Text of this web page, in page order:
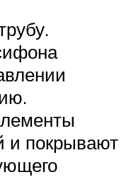
и покрывают